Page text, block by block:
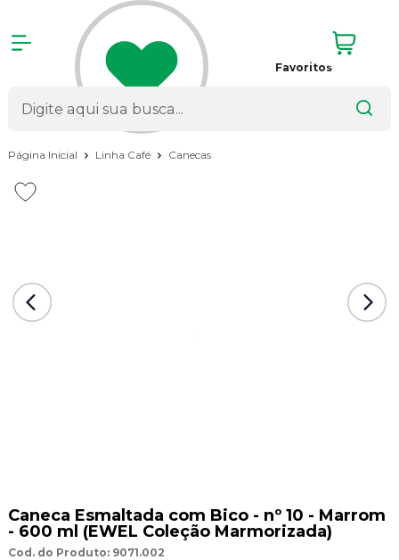
Favoritos
Página Inicial Linha Café Canecas
Caneca Esmaltada com Bico - nº 10 - Marrom
- 600 ml (EWEL Coleção Marmorizada)
Cod. do Produto: 9071.002